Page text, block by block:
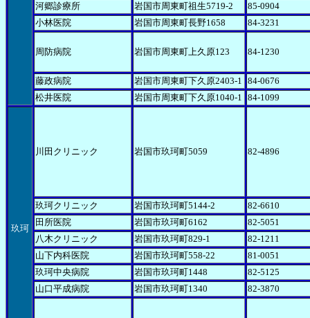
河郷診療所 岩国市周東町祖生5719-2
85-0904
小林医院
岩国市周東町長野1658 84-3231
周防病院 岩国市周東町上久原123 84-1230
藤政病院 岩国市周東町下久原2403-1 84-0676
松井医院
岩国市周東町下久原1040-1 84-1099
玖珂
川田クリニック 岩国市玖珂町5059 82-4896
玖珂クリニック 岩国市玖珂町5144-2
82-6610
田所医院
岩国市玖珂町6162
82-5051
八木クリニック
岩国市玖珂町829-1
82-1211
山下内科医院
岩国市玖珂町558-22
81-0051
玖珂中央病院
岩国市玖珂町1448
82-5125
山口平成病院
岩国市玖珂町1340 82-3870